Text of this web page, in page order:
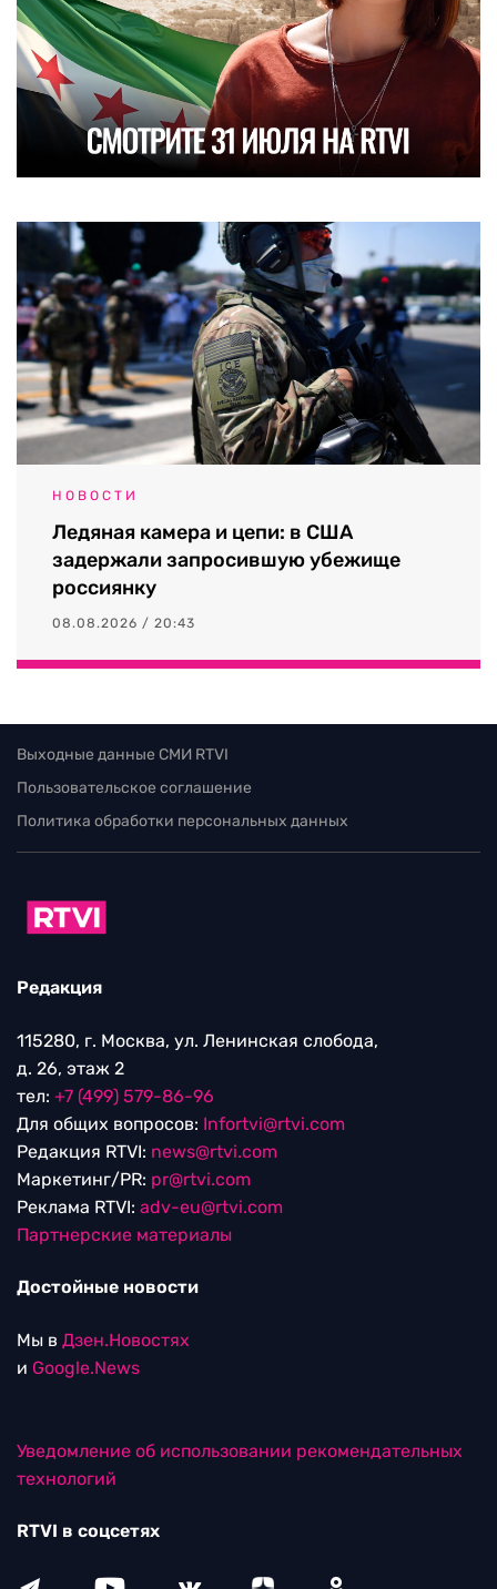
НОВОСТИ
Ледяная камера и цепи: в США
задержали запросившую убежище
россиянку
08.08.2026 / 20:43
Выходные данные СМИ RTVI
Пользовательское соглашение
Политика обработки персональных данных
Редакция
115280, г. Москва, ул. Ленинская слобода,
д. 26, этаж 2
тел: +7 (499) 579-86-96
Для общих вопросов: Infortvi@rtvi.com
Редакция RTVI: news@rtvi.com
Маркетинг/PR: pr@rtvi.com
Реклама RTVI: adv-eu@rtvi.com
Партнерские материалы
Достойные новости
Мы в Дзен.Новостях
и Google.News
Уведомление об использовании рекомендательных
технологий
RTVI в соцсетях